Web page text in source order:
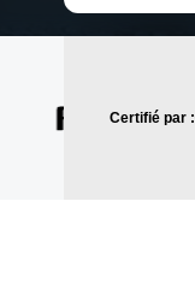
Certifié par :